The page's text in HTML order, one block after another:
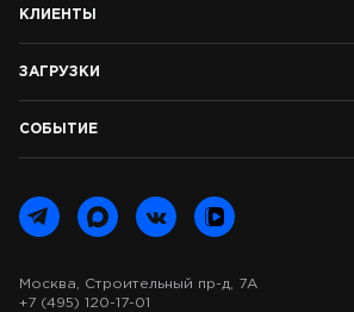
Москва, Строительный пр-д, 7А
+7 (495) 120-17-01
КЛИЕНТЫ
ЗАГРУЗКИ
СОБЫТИЕ